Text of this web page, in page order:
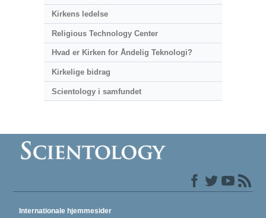
Kirkens ledelse
Religious Technology Center
Hvad er Kirken for Åndelig Teknologi?
Kirkelige bidrag
Scientology i samfundet
Internationale hjemmesider